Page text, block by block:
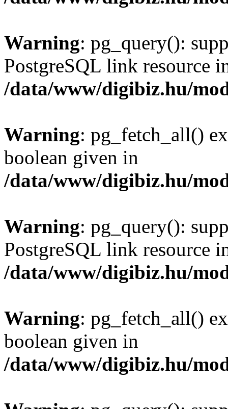
Warning: pg_query():
PostgreSQL link resource
/data/www/digibiz.hu/
Warning: pg_fetch_all()
boolean given in
/data/www/digibiz.hu/
Warning: pg_query():
PostgreSQL link resource
/data/www/digibiz.hu/
Warning: pg_fetch_all()
boolean given in
/data/www/digibiz.hu/